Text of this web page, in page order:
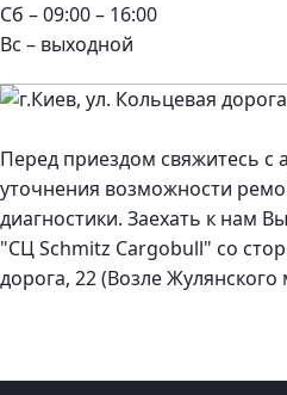
Сб – 09:00 – 16:00
Вс – выходной
Перед приездом свяжитесь с
уточнения возможности
диагностики. Заехать к нам
"СЦ Schmitz Cargobull" со
дорога, 22 (Возле Жулянского